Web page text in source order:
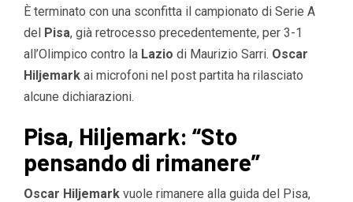
È terminato con una sconfitta il campionato di Serie A
del Pisa, già retrocesso precedentemente, per 3-1
all’Olimpico contro la Lazio di Maurizio Sarri. Oscar
Hiljemark ai microfoni nel post partita ha rilasciato
alcune dichiarazioni.
Pisa, Hiljemark: “Sto
pensando di rimanere”
Oscar Hiljemark vuole rimanere alla guida del Pisa,